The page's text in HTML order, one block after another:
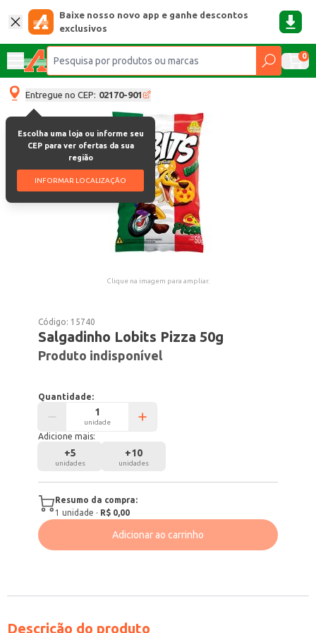
Baixe nosso novo app e ganhe descontos
exclusivos
0
Entregue no CEP: 02170-901
Escolha uma loja ou informe seu
CEP para ver ofertas da sua
região
INFORMAR LOCALIZAÇÃO
Clique na imagem para ampliar.
Código: 15740
Salgadinho Lobits Pizza 50g
Produto indisponível
Quantidade:
unidade
Adicione mais:
+5
unidades
+10
unidades
Resumo da compra:
1 unidade · R$ 0,00
Adicionar ao carrinho
Descrição do produto